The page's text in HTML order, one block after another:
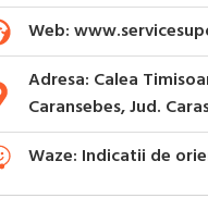
Web:
Adresa: Calea
Caransebes, Jud.
Waze: Indicatii de